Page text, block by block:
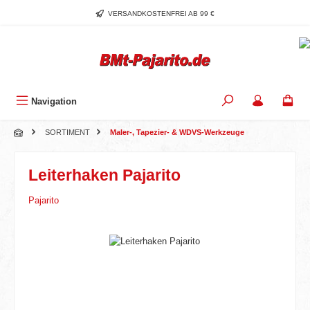
Zum Hauptinhalt springenVERSANDKOSTENFREI AB 99 €
Navigation
SORTIMENT Maler-, Tapezier- & WDVS-Werkzeuge
Leiterhaken Pajarito
Pajarito
Bildergalerie überspringen